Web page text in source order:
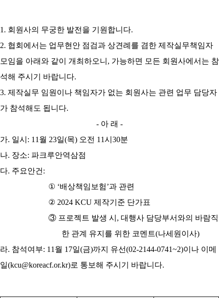
1. 회원사의 무궁한 발전을 기원합니다.
2. 협회에서는 업무현안 점검과 상견례를 겸한 제작실무책임자
모임을 아래와 같이 개최하오니 , 가능하면 모든 회원사에서는 참
석해 주시기 바랍니다.
3. 제작실무 임원이나 책임자가 없는 회원사는 관련 업무 담당자
가 참석해도 됩니다.
- 아 래 -
가. 일시 : 11 월 23일(목) 오전 11시 30분
나. 장소: 파크루안역삼점
다. 주요안건 :
① ‘배상책임보험’과 관련
② 2024 KCU 제작기준 단가표
③ 프로젝트 발생 시 , 대행사 담당부서와의 바람직
한 관계 유지를 위한 코멘트(나세원이사)
라. 참석여부: 11 월 17일(금)까지 유선(02-2144-0741~2)이나 이메
일(kcu@koreacf.or.kr)로 통보해 주시기 바랍니다.